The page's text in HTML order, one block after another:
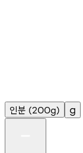
인분 (200g) g